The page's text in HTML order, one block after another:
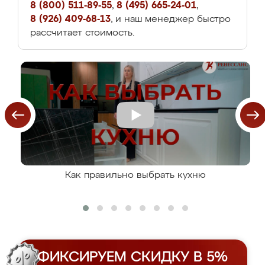
8 (800) 511-89-55, 8 (495) 665-24-01,
8 (926) 409-68-13, и наш менеджер быстро
рассчитает стоимость.
Как правильно выбрать кухню
ФИКСИРУЕМ СКИДКУ В 5%